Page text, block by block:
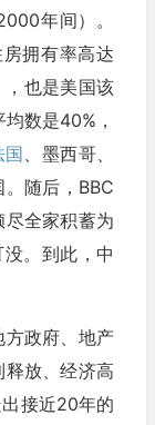
年间）。
拥有率高达
，也是美国该
数是40%，
国、墨西哥、
随后，BBC
全家积蓄为
。到此，中
政府、地产
放、经济高
接近20年的